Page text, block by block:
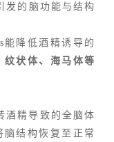
发的脑功能与结构
降低酒精诱导的
纹状体、海马体等
酒精导致的全脑体
结构恢复至正常